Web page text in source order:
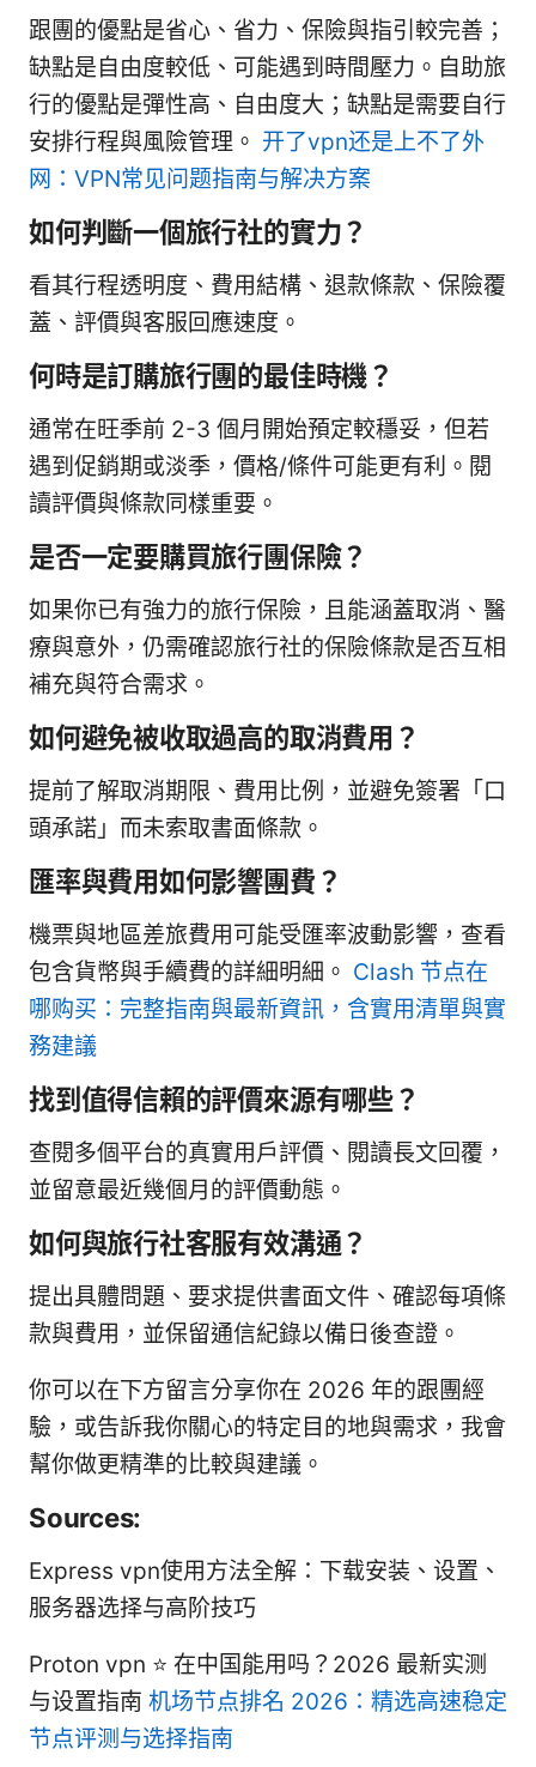
跟團的優點是省心、省力、保險與指引較完善；
缺點是自由度較低、可能遇到時間壓力。自助旅
行的優點是彈性高、自由度大；缺點是需要自行
安排行程與風險管理。 开了vpn还是上不了外
网：VPN常见问题指南与解决方案
如何判斷一個旅行社的實力？
看其行程透明度、費用結構、退款條款、保險覆
蓋、評價與客服回應速度。
何時是訂購旅行團的最佳時機？
通常在旺季前 2-3 個月開始預定較穩妥，但若
遇到促銷期或淡季，價格/條件可能更有利。閱
讀評價與條款同樣重要。
是否一定要購買旅行團保險？
如果你已有強力的旅行保險，且能涵蓋取消、醫
療與意外，仍需確認旅行社的保險條款是否互相
補充與符合需求。
如何避免被收取過高的取消費用？
提前了解取消期限、費用比例，並避免簽署「口
頭承諾」而未索取書面條款。
匯率與費用如何影響團費？
機票與地區差旅費用可能受匯率波動影響，查看
包含貨幣與手續費的詳細明細。 Clash 节点在
哪购买：完整指南與最新資訊，含實用清單與實
務建議
找到值得信賴的評價來源有哪些？
查閱多個平台的真實用戶評價、閱讀長文回覆，
並留意最近幾個月的評價動態。
如何與旅行社客服有效溝通？
提出具體問題、要求提供書面文件、確認每項條
款與費用，並保留通信紀錄以備日後查證。
你可以在下方留言分享你在 2026 年的跟團經
驗，或告訴我你關心的特定目的地與需求，我會
幫你做更精準的比較與建議。
Sources:
Express vpn使用方法全解：下载安装、设置、
服务器选择与高阶技巧
Proton vpn ⭐ 在中国能用吗？2026 最新实测
与设置指南 机场节点排名 2026：精选高速稳定
节点评测与选择指南